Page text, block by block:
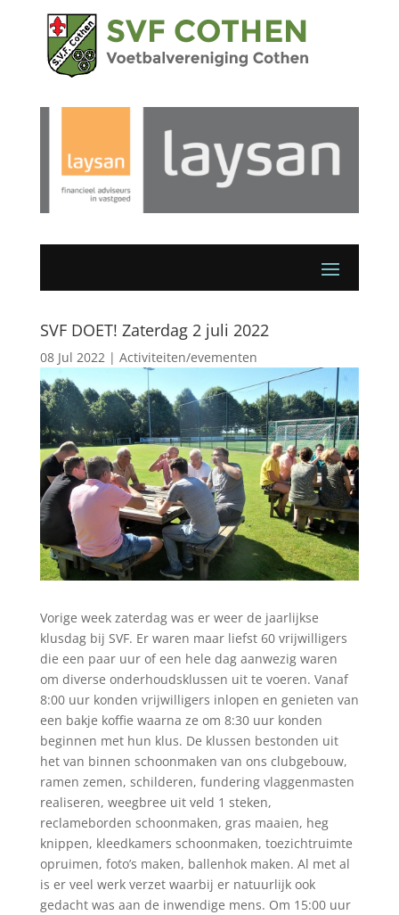
SVF DOET! Zaterdag 2 juli 2022
08 Jul 2022| Activiteiten/evementen
Vorige week zaterdag was er weer de jaarlijkse
klusdag bij SVF. Er waren maar liefst 60 vrijwilligers
die een paar uur of een hele dag aanwezig waren
om diverse onderhoudsklussen uit te voeren. Vanaf
8:00 uur konden vrijwilligers inlopen en genieten van
een bakje koffie waarna ze om 8:30 uur konden
beginnen met hun klus. De klussen bestonden uit
het van binnen schoonmaken van ons clubgebouw,
ramen zemen, schilderen, fundering vlaggenmasten
realiseren, weegbree uit veld 1 steken,
reclameborden schoonmaken, gras maaien, heg
knippen, kleedkamers schoonmaken, toezichtruimte
opruimen, foto’s maken, ballenhok maken. Al met al
is er veel werk verzet waarbij er natuurlijk ook
gedacht was aan de inwendige mens. Om 15:00 uur